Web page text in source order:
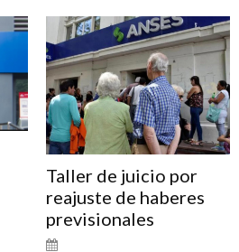
Taller de juicio por
reajuste de haberes
previsionales